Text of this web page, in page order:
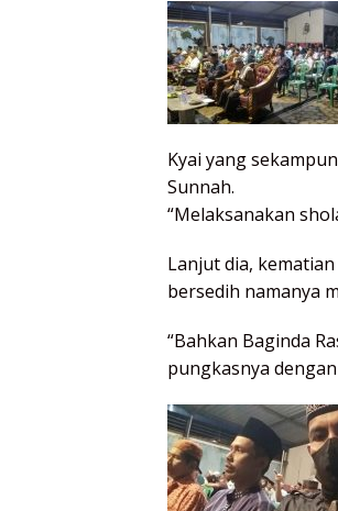
Kyai yang
Sunnah.
“Melaksanakan
Lanjut dia,
bersedih namanya
“Bahkan Baginda
pungkasnya dengan